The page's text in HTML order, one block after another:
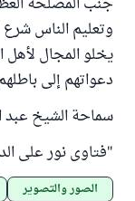
وتعليم الناس شرع
يخلو المجال لأهل
دعواتهم إلى
سماحة الشيخ عبد
"فتاوى نور على الدرب"
الصور والتصوير